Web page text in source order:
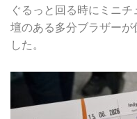
ぐるっと回る時にミニ
壇のある多分ブラザーが
した。